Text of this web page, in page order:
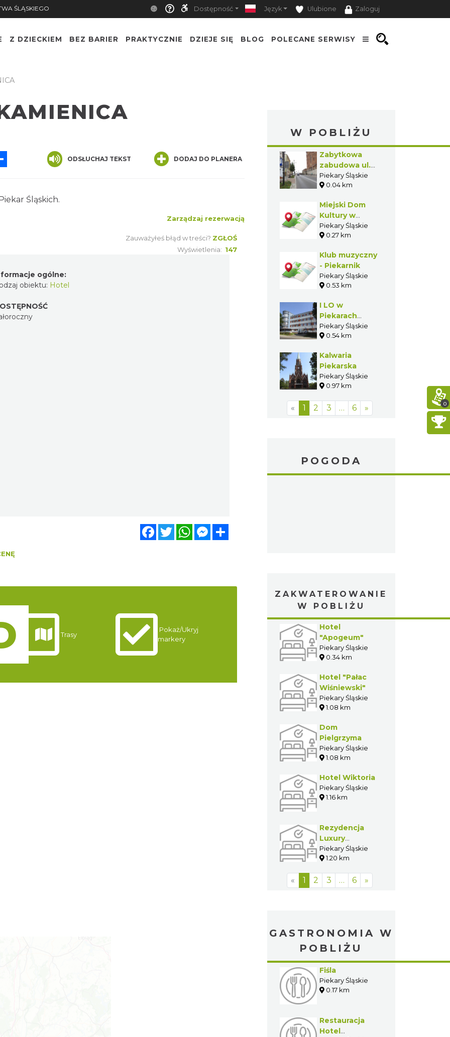
ŚLĄSKIEGO Dostępność Język Ulubione Zaloguj
Z DZIECKIEM BEZ BARIER PRAKTYCZNIE DZIEJE SIĘ BLOG POLECANE SERWISY
ODSŁUCHAJ TEKST DODAJ DO PLANERA
Śląskich.
Zarządzaj rezerwacją
Zauważyłeś błąd w treści? ZGŁOŚ
Wyświetlenia: 147
ogólne:
obiektu: Hotel
FacebookTwitterWhatsAppMessenger
Trasy
Pokaż/Ukryj
markery
W POBLIŻU
Zabytkowa
zabudowa ul.
Bytomskiej w
Piekarach
Piekary Śląskie
0.04 km
Miejski Dom
Kultury w
Piekarach
Śląskich
Piekary Śląskie
0.27 km
Klub muzyczny
- Piekarnik
Piekary Śląskie
0.53 km
I LO w
Piekarach
Śląskich
Piekary Śląskie
0.54 km
Kalwaria
Piekarska
Piekary Śląskie
0.97 km
« 1 2 3 … 6 »
POGODA
ZAKWATEROWANIE
W POBLIŻU
Hotel
"Apogeum"
Piekary Śląskie
0.34 km
Hotel "Pałac
Wiśniewski"
Piekary Śląskie
1.08 km
Dom
Pielgrzyma
Piekary Śląskie
1.08 km
Hotel Wiktoria
Piekary Śląskie
1.16 km
Rezydencja
Luxury
Hotel****
Piekary Śląskie
1.20 km
« 1 2 3 … 6 »
GASTRONOMIA W
POBLIŻU
Fiśla
Piekary Śląskie
0.17 km
Restauracja
Hotel
0